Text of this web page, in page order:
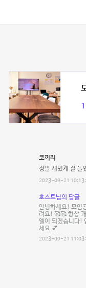
코끼리
정말 재밌게 잘 놀
2023-09-21
호스트님의 답글
안녕하세요! 모임
려요! 🥰🥰 항상
엘이 되겠습니다!
세요 💕
2023-09-21